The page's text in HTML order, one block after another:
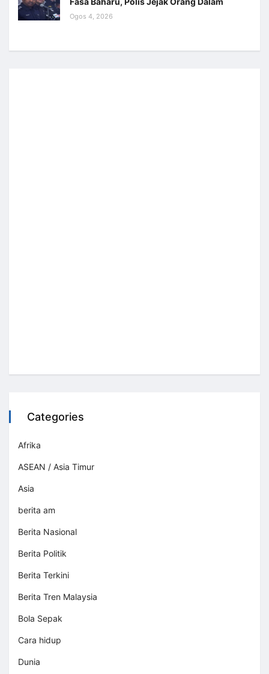
Ogos 4, 2026
Categories
Afrika
ASEAN / Asia Timur
Asia
berita am
Berita Nasional
Berita Politik
Berita Terkini
Berita Tren Malaysia
Bola Sepak
Cara hidup
Dunia